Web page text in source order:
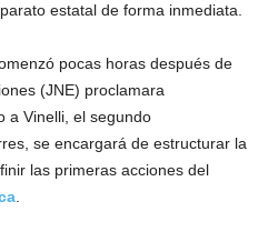
estatal de forma inmediata.
pocas horas después de
(JNE) proclamara
a Vinelli, el segundo
se encargará de estructurar la
las primeras acciones del
.